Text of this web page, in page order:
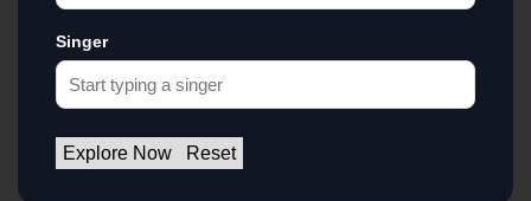
Singer
Explore Now Reset